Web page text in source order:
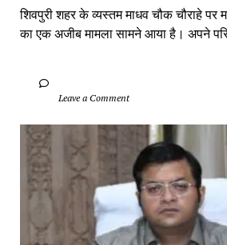
शिवपुरी शहर के व्यस्तम माधव चौक चौराहे पर
का एक अजीब मामला सामने आया है। अपने
		Leave a Comment